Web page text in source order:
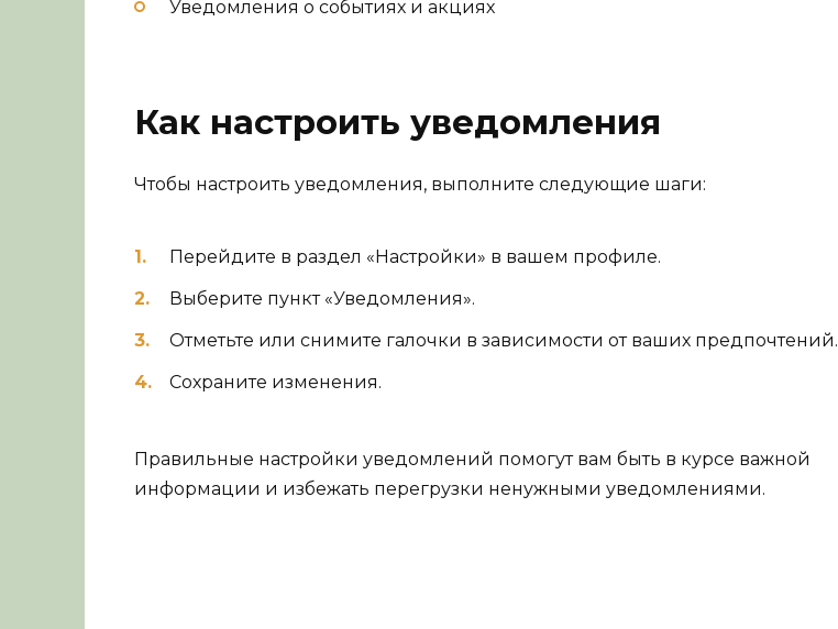
Уведомления о событиях и акциях
Как настроить уведомления
Чтобы настроить уведомления, выполните следующие шаги:
Перейдите в раздел «Настройки» в вашем профиле.
Выберите пункт «Уведомления».
Отметьте или снимите галочки в зависимости от ваших предпочтений.
Сохраните изменения.
Правильные настройки уведомлений помогут вам быть в курсе важной
информации и избежать перегрузки ненужными уведомлениями.